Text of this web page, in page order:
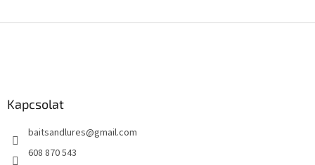
Kapcsolat
baitsandlures@gmail.com
608 870 543